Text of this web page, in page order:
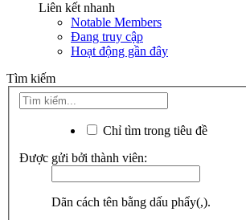
Liên kết nhanh
Notable Members
Đang truy cập
Hoạt động gần đây
Tìm kiếm
Chỉ tìm trong tiêu đề
Được gửi bởi thành viên:
Dãn cách tên bằng dấu phẩy(,).